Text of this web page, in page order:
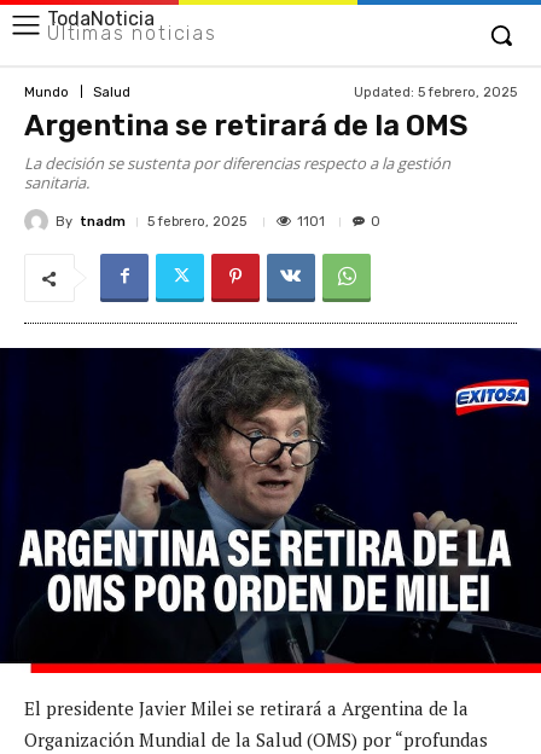
TodaNoticia
Últimas noticias
Mundo Salud Updated: 5 febrero, 2025
Argentina se retirará de la OMS
La decisión se sustenta por diferencias respecto a la gestión
sanitaria.
By tnadm 5 febrero, 2025 1101 0
El presidente Javier Milei se retirará a Argentina de la
Organización Mundial de la Salud (OMS) por “profundas